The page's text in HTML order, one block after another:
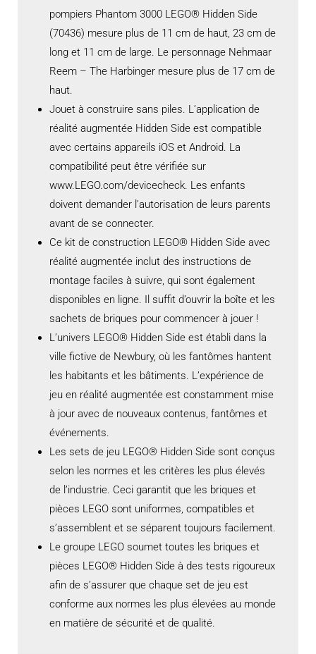
pompiers Phantom 3000 LEGO® Hidden Side
(70436) mesure plus de 11 cm de haut, 23 cm de
long et 11 cm de large. Le personnage Nehmaar
Reem – The Harbinger mesure plus de 17 cm de
haut.
Jouet à construire sans piles. L’application de
réalité augmentée Hidden Side est compatible
avec certains appareils iOS et Android. La
compatibilité peut être vérifiée sur
www.LEGO.com/devicecheck. Les enfants
doivent demander l’autorisation de leurs parents
avant de se connecter.
Ce kit de construction LEGO® Hidden Side avec
réalité augmentée inclut des instructions de
montage faciles à suivre, qui sont également
disponibles en ligne. Il suffit d’ouvrir la boîte et les
sachets de briques pour commencer à jouer !
L’univers LEGO® Hidden Side est établi dans la
ville fictive de Newbury, où les fantômes hantent
les habitants et les bâtiments. L’expérience de
jeu en réalité augmentée est constamment mise
à jour avec de nouveaux contenus, fantômes et
événements.
Les sets de jeu LEGO® Hidden Side sont conçus
selon les normes et les critères les plus élevés
de l’industrie. Ceci garantit que les briques et
pièces LEGO sont uniformes, compatibles et
s’assemblent et se séparent toujours facilement.
Le groupe LEGO soumet toutes les briques et
pièces LEGO® Hidden Side à des tests rigoureux
afin de s’assurer que chaque set de jeu est
conforme aux normes les plus élevées au monde
en matière de sécurité et de qualité.